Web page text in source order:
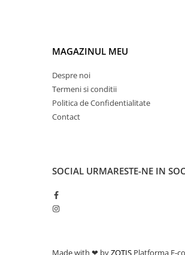
MAGAZINUL MEU
Despre noi
Termeni si conditii
Politica de Confidentialitate
Contact
SOCIAL URMARESTE-NE IN
Made with ❤ byZOTIS Platforma E-